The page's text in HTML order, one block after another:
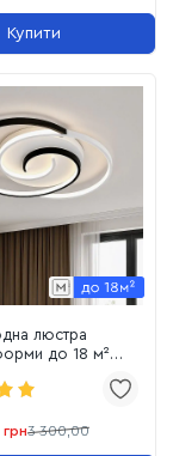
Купити
люстра
до 18 м²
220555)
грн3 300,00